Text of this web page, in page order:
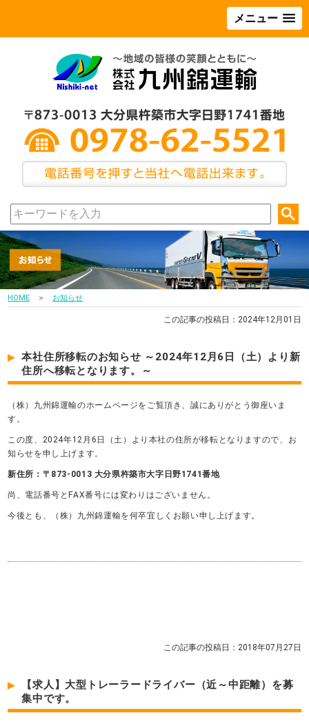
メニュー
HOME ＞ お知らせ
この記事の投稿日：2024年12月01日
本社住所移転のお知らせ ～2024年12月6日（土）より新
住所へ移転となります。～
（株）九州錦運輸のホームページをご覧頂き、誠にありがとう御座いま
す。
この度、2024年12月6日（土）より本社の住所が移転となりますので、お
知らせを申し上げます。
新住所：〒873-0013 大分県杵築市大字日野1741番地
尚、電話番号とFAX番号には変わりはございません。
今後とも、（株）九州錦運輸を何卒宜しくお願い申し上げます。
この記事の投稿日：2018年07月27日
【求人】大型トレーラードライバー（近～中距離）を募
集中です。